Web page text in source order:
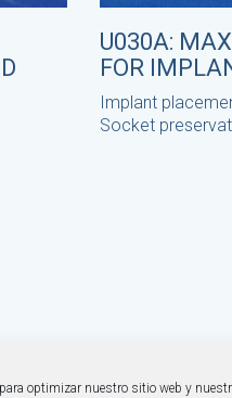
optimizar nuestro sitio web y
U030A:
FOR
Implant
Socket